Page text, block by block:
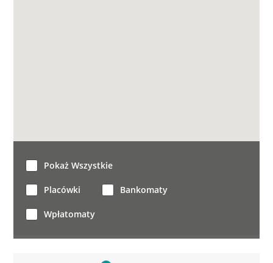
Pokaż Wszystkie
Placówki Bankomaty
Wpłatomaty